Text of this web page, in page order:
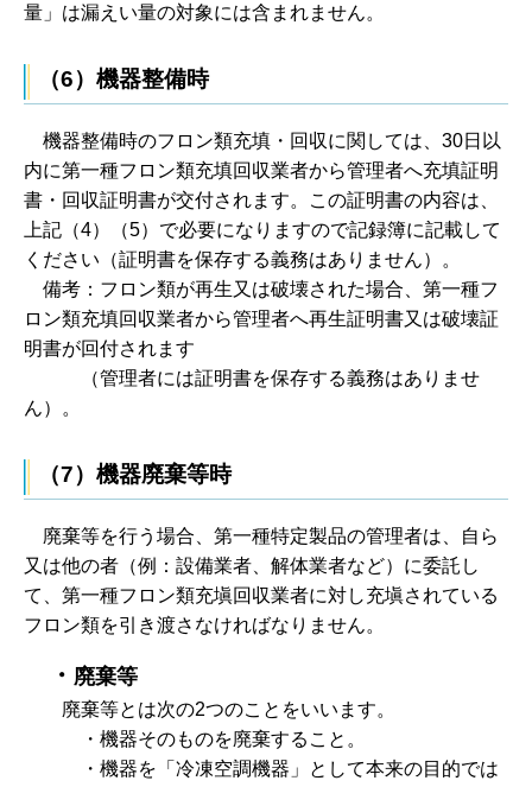
量」は漏えい量の対象には含まれません。
（6）機器整備時
機器整備時のフロン類充填・回収に関しては、30日以
内に第一種フロン類充填回収業者から管理者へ充填証明
書・回収証明書が交付されます。この証明書の内容は、
上記（4）（5）で必要になりますので記録簿に記載して
ください（証明書を保存する義務はありません）。
備考：フロン類が再生又は破壊された場合、第一種フ
ロン類充填回収業者から管理者へ再生証明書又は破壊証
明書が回付されます
（管理者には証明書を保存する義務はありませ
ん）。
（7）機器廃棄等時
廃棄等を行う場合、第一種特定製品の管理者は、自ら
又は他の者（例：設備業者、解体業者など）に委託し
て、第一種フロン類充塡回収業者に対し充塡されている
フロン類を引き渡さなければなりません。
・ 廃棄等
廃棄等とは次の2つのことをいいます。
・機器そのものを廃棄すること。
・機器を「冷凍空調機器」として本来の目的では